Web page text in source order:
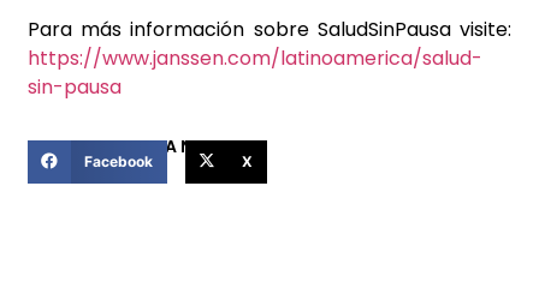
Para más información sobre SaludSinPausa visite:
https://www.janssen.com/latinoamerica/salud-
sin-pausa
COMPARTIR ESTA NOTICIA
Facebook X